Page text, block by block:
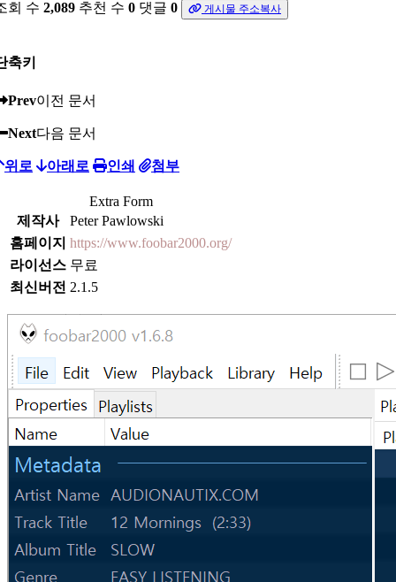
회 수 2,089 추천 수 0 댓글 0 게시물 주소복사
축키
Prev이전 문서
Next다음 문서
위로 아래로 인쇄 첨부
Extra Form
제작사
Peter Pawlowski
홈페이지 https://www.foobar2000.org/
라이선스 무료
최신버전 2.1.5